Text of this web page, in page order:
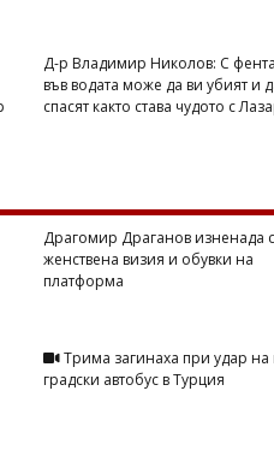
Д-р Владимир Николов: С
във водата може да ви убият и
спасят както става чудото с
Драгомир Драганов изненада с
женствена визия и обувки на
платформа
Трима загинаха при удар на
градски автобус в Турция